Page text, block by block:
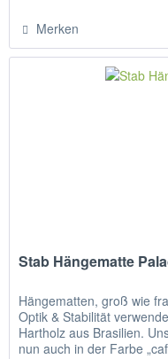
Merken
Stab Hängematte
Hängematten, groß wie
Optik & Stabilität
Hartholz aus Brasilien.
nun auch in der Farbe